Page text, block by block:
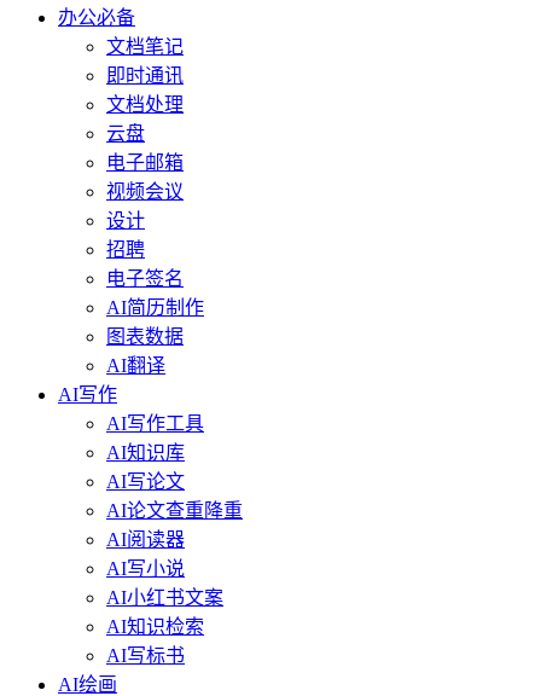
办公必备
文档笔记
即时通讯
文档处理
云盘
电子邮箱
视频会议
设计
招聘
电子签名
AI简历制作
图表数据
AI翻译
AI写作
AI写作工具
AI知识库
AI写论文
AI论文查重降重
AI阅读器
AI写小说
AI小红书文案
AI知识检索
AI写标书
AI绘画